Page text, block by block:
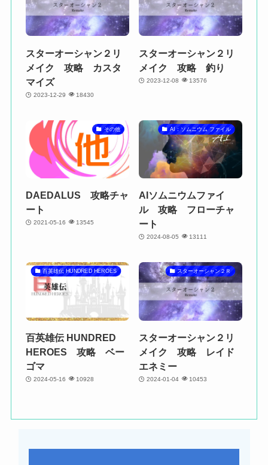
スターオーシャン２リ
メイク 攻略 カスタ
マイズ
2023-12-29 18430
スターオーシャン２リ
メイク 攻略 釣り
2023-12-08 13576
その他
DAEDALUS 攻略チャ
ート
2021-05-16 13545
AI：ソムニウム ファイル
AIソムニウムファイ
ル 攻略 フローチャ
ート
2024-08-05 13111
百英雄伝 HUNDRED HEROES
百英雄伝 HUNDRED
HEROES 攻略 ベー
ゴマ
2024-05-16 10928
スターオーシャン２Ｒ
スターオーシャン２リ
メイク 攻略 レイド
エネミー
2024-01-04 10453